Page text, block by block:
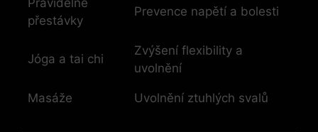
Pravidelné
přestávky
Prevence napětí a bolesti
Jóga a tai chi
Zvýšení flexibility a
uvolnění
Masáže Uvolnění ztuhlých svalů